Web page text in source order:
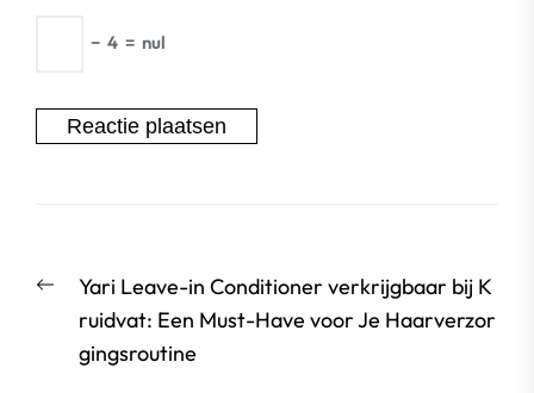
− 4 = nul
Vorige
bericht:
Yari Leave-in Conditioner verkrijgbaar bij K
ruidvat: Een Must-Have voor Je Haarverzor
gingsroutine